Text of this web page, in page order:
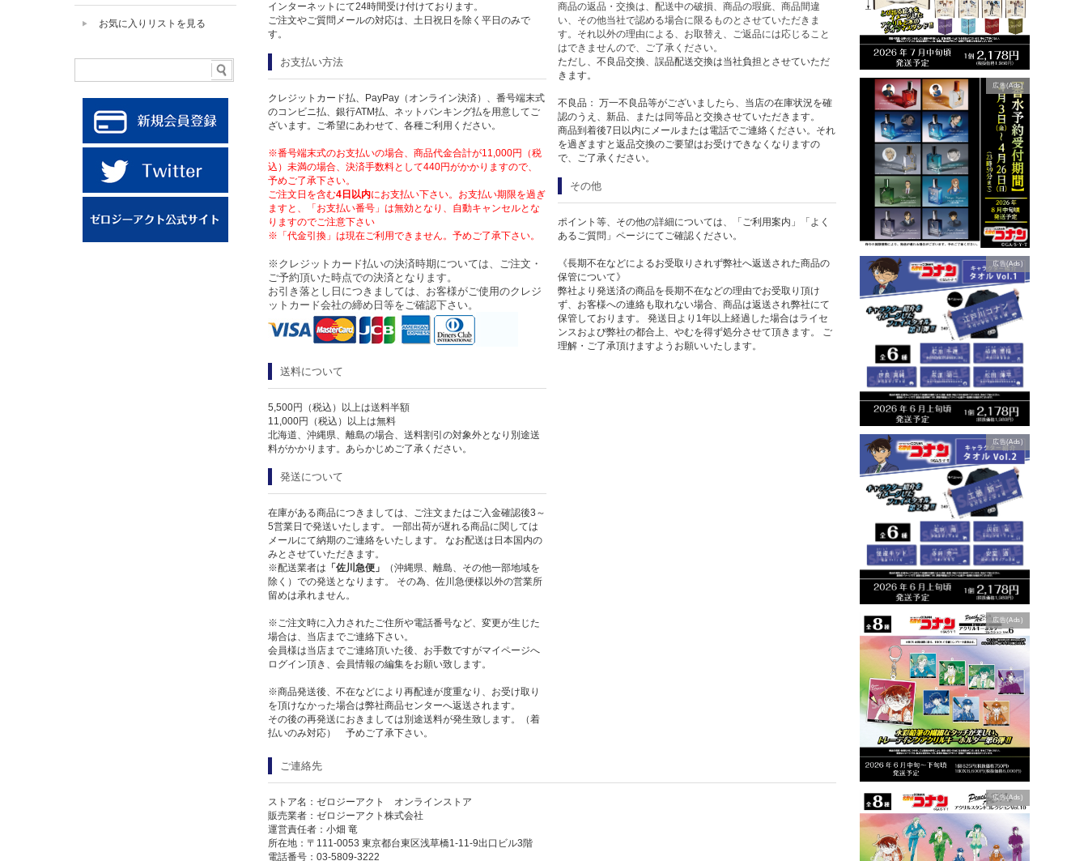
広告(Ads)
広告(Ads)
広告(Ads)
広告(Ads)
広告(Ads)
インターネットにて24時間受け付けております。
ご注文やご質問メールの対応は、土日祝日を除く平日のみで
す。
お支払い方法
クレジットカード払、PayPay（オンライン決済）、番号端末式
のコンビニ払、銀行ATM払、ネットバンキング払を用意してご
ざいます。ご希望にあわせて、各種ご利用ください。
※番号端末式のお支払いの場合、商品代金合計が11,000円（税
込）未満の場合、決済手数料として440円がかかりますので、
予めご了承下さい。
ご注文日を含む4日以内にお支払い下さい。お支払い期限を過ぎ
ますと、「お支払い番号」は無効となり、自動キャンセルとな
りますのでご注意下さい
※「代金引換」は現在ご利用できません。予めご了承下さい。
※クレジットカード払いの決済時期については、ご注文・
ご予約頂いた時点での決済となります。
お引き落とし日につきましては、お客様がご使用のクレジ
ットカード会社の締め日等をご確認下さい。
送料について
5,500円（税込）以上は送料半額
11,000円（税込）以上は無料
北海道、沖縄県、離島の場合、送料割引の対象外となり別途送
料がかかります。あらかじめご了承ください。
発送について
在庫がある商品につきましては、ご注文またはご入金確認後3～
5営業日で発送いたします。 一部出荷が遅れる商品に関しては
メールにて納期のご連絡をいたします。 なお配送は日本国内の
みとさせていただきます。
※配送業者は 「佐川急便」
（沖縄県、離島、その他一部地域を
除く）での発送となります。 その為、佐川急便様以外の営業所
留めは承れません。
※ご注文時に入力されたご住所や電話番号など、変更が生じた
場合は、当店までご連絡下さい。
会員様は当店までご連絡頂いた後、お手数ですがマイページへ
ログイン頂き、会員情報の編集をお願い致します。
※商品発送後、不在などにより再配達が度重なり、お受け取り
を頂けなかった場合は弊社商品センターへ返送されます。
その後の再発送におきましては別途送料が発生致します。（着
払いのみ対応） 予めご了承下さい。
商品の返品・交換は、配送中の破損、商品の瑕疵、商品間違
い、その他当社で認める場合に限るものとさせていただきま
す。それ以外の理由による、お取替え、ご返品には応じること
はできませんので、ご了承ください。
ただし、不良品交換、誤品配送交換は当社負担とさせていただ
きます。
不良品： 万一不良品等がございましたら、当店の在庫状況を確
認のうえ、新品、または同等品と交換させていただきます。
商品到着後7日以内にメールまたは電話でご連絡ください。それ
を過ぎますと返品交換のご要望はお受けできなくなりますの
で、ご了承ください。
その他
ポイント等、その他の詳細については、「ご利用案内」「よく
あるご質問」ページにてご確認ください。
《長期不在などによるお受取りされず弊社へ返送された商品の
保管について》
弊社より発送済の商品を長期不在などの理由でお受取り頂け
ず、お客様への連絡も取れない場合、商品は返送され弊社にて
保管しております。 発送日より1年以上経過した場合はライセ
ンスおよび弊社の都合上、やむを得ず処分させて頂きます。 ご
理解・ご了承頂けますようお願いいたします。
ご連絡先
ストア名：ゼロジーアクト オンラインストア
販売業者：ゼロジーアクト株式会社
運営責任者：小畑 竜
所在地：〒111-0053 東京都台東区浅草橋1-11-9出口ビル3階
電話番号：03-5809-3222
お気に入りリストを見る